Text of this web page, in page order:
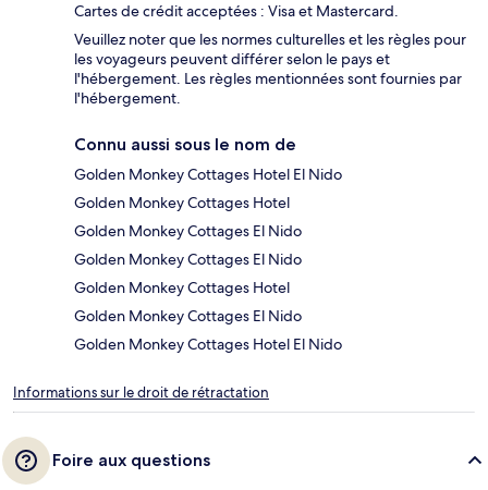
Cartes de crédit acceptées : Visa et Mastercard.
Veuillez noter que les normes culturelles et les règles pour
les voyageurs peuvent différer selon le pays et
l'hébergement. Les règles mentionnées sont fournies par
l'hébergement.
Connu aussi sous le nom de
Golden Monkey Cottages Hotel El Nido
Golden Monkey Cottages Hotel
Golden Monkey Cottages El Nido
Golden Monkey Cottages El Nido
Golden Monkey Cottages Hotel
Golden Monkey Cottages El Nido
Golden Monkey Cottages Hotel El Nido
Informations sur le droit de rétractation
Foire aux questions